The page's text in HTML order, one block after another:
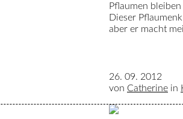
Pflaumen
Dieser
aber er macht
26. 09. 2012
von Catherine in